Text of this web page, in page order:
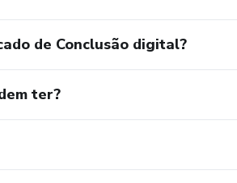
de Conclusão digital?
ter?